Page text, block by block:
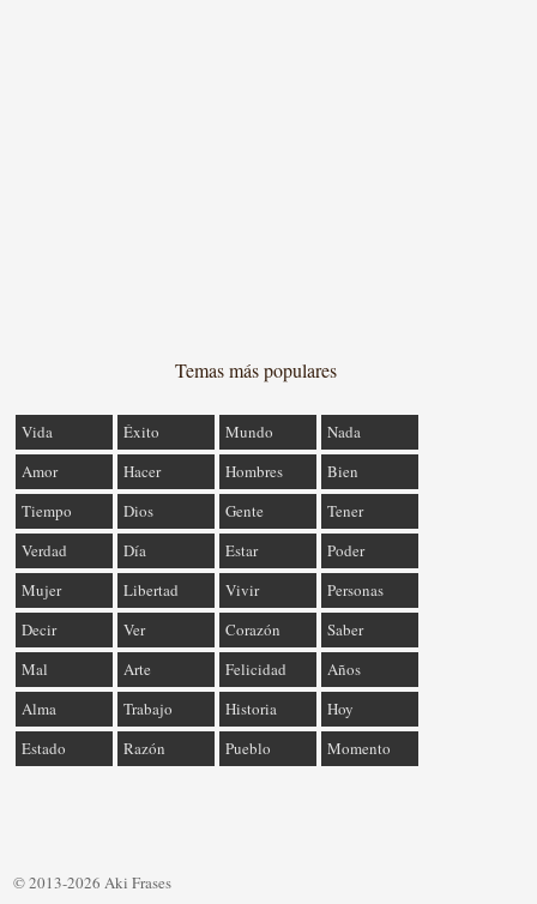
Temas más populares
Vida Éxito Mundo
Nada
Amor
Hacer Hombres
Bien
Tiempo
Dios Gente
Tener
Verdad
Día Estar
Poder
Mujer
Libertad Vivir
Personas
Decir
Ver Corazón
Saber
Mal
Arte Felicidad
Años
Alma
Trabajo Historia
Hoy
Estado
Razón Pueblo Momento
© 2013-2026 Aki Frases